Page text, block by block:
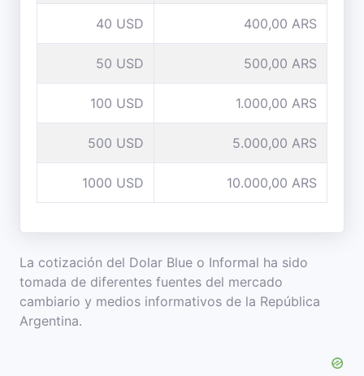
40 USD 400,00 ARS
50 USD 500,00 ARS
100 USD 1.000,00 ARS
500 USD 5.000,00 ARS
1000 USD 10.000,00 ARS
La cotización del Dolar Blue o Informal ha sido
tomada de diferentes fuentes del mercado
cambiario y medios informativos de la República
Argentina.